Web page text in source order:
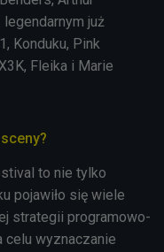
legendarnym już
Konduku, Pink
Fleika i Marie
to nie tylko
pojawiło się wiele
strategii programowo-
celu wyznaczanie